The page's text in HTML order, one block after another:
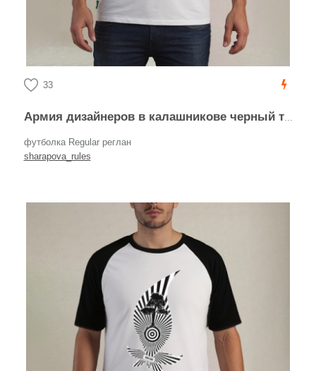
33
Армия дизайнеров в калашникове черный текст на белом фоне
футболка Regular реглан
sharapova_rules